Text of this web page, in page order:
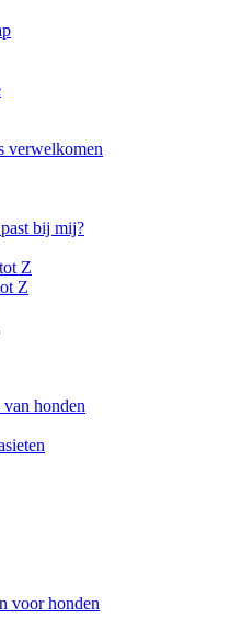
verwelkomen
bij mij?
Z
Z
van honden
voor honden